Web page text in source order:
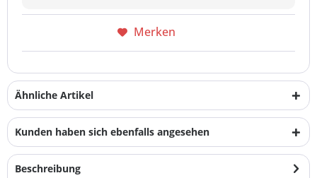
Merken
Ähnliche Artikel
Kunden haben sich ebenfalls angesehen
Beschreibung